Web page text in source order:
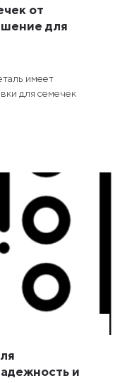
от
для
имеет
для семечек
и